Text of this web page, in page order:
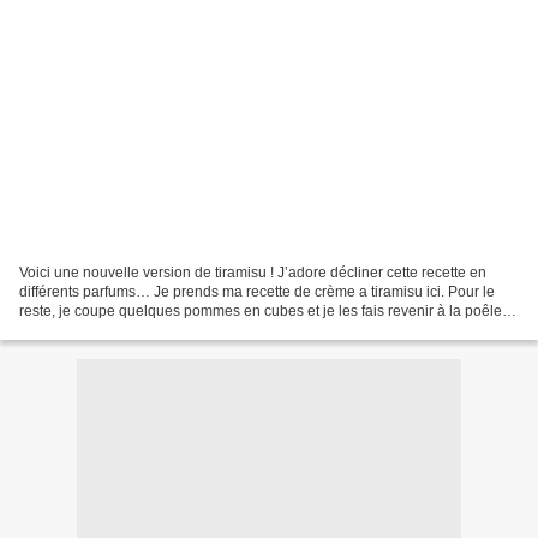
Voici une nouvelle version de tiramisu ! J’adore décliner cette recette en
différents parfums… Je prends ma recette de crème a tiramisu ici. Pour le
reste, je coupe quelques pommes en cubes et je les fais revenir à la poêle